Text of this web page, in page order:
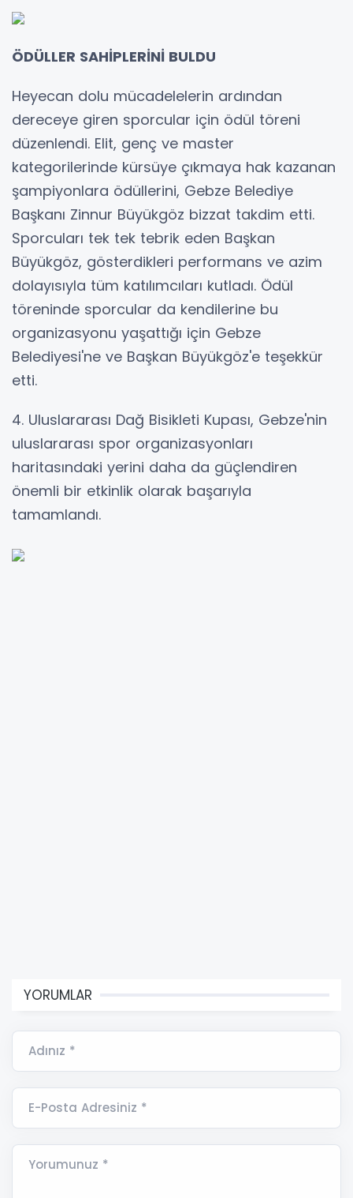
ÖDÜLLER SAHİPLERİNİ BULDU
Heyecan dolu mücadelelerin ardından
dereceye giren sporcular için ödül töreni
düzenlendi. Elit, genç ve master
kategorilerinde kürsüye çıkmaya hak kazanan
şampiyonlara ödüllerini, Gebze Belediye
Başkanı Zinnur Büyükgöz bizzat takdim etti.
Sporcuları tek tek tebrik eden Başkan
Büyükgöz, gösterdikleri performans ve azim
dolayısıyla tüm katılımcıları kutladı. Ödül
töreninde sporcular da kendilerine bu
organizasyonu yaşattığı için Gebze
Belediyesi'ne ve Başkan Büyükgöz'e teşekkür
etti.
4. Uluslararası Dağ Bisikleti Kupası, Gebze'nin
uluslararası spor organizasyonları
haritasındaki yerini daha da güçlendiren
önemli bir etkinlik olarak başarıyla
tamamlandı.
YORUMLAR
Adınız *
E-Posta Adresiniz *
Yorumunuz *